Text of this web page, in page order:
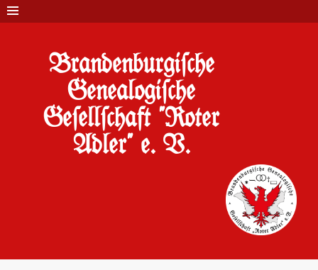
Brandenburgi#che
Genealogi#che
Ge#ell#chaft "Roter
Adler" e. V.